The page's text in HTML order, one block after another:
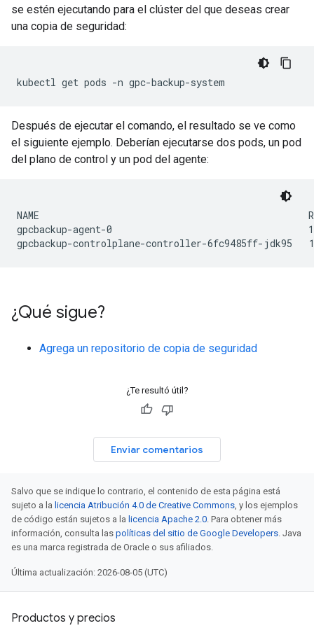
se estén ejecutando para el clúster del que deseas crear
una copia de seguridad:
kubectl get pods -n
Después de ejecutar el comando, el resultado se ve como
el siguiente ejemplo. Deberían ejecutarse dos pods, un pod
del plano de control y un pod del agente:
NAME                                                READY
gpcbackup-agent-0
¿Qué sigue?
Agrega un repositorio de copia de seguridad
¿Te resultó útil?
Enviar comentarios
Salvo que se indique lo contrario, el contenido de esta página está
sujeto a la licencia Atribución 4.0 de Creative Commons, y los ejemplos
de código están sujetos a la licencia Apache 2.0. Para obtener más
información, consulta las políticas del sitio de Google Developers. Java
es una marca registrada de Oracle o sus afiliados.
Última actualización: 2026-08-05 (UTC)
Productos y precios